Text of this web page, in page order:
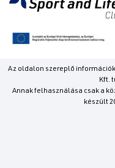
Az oldalon szereplő
Kft.
Annak felhasználása csak a
készült